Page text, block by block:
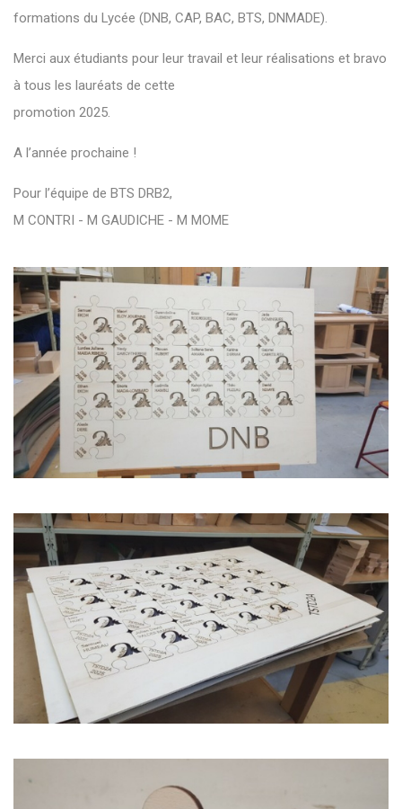
formations du Lycée (DNB, CAP, BAC, BTS, DNMADE).
Merci aux étudiants pour leur travail et leur réalisations et bravo
à tous les lauréats de cette
promotion 2025.
A l’année prochaine !
Pour l’équipe de BTS DRB2,
M CONTRI - M GAUDICHE - M MOME